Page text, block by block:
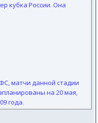
кубка России. Она
матчи данной стадии
на 20 мая,
года.